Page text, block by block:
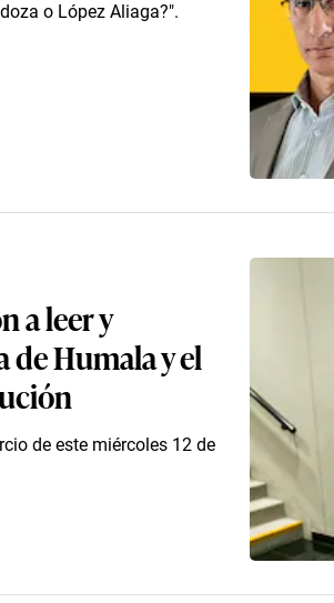
o López Aliaga?″.
a leer y
de Humala y el
de este miércoles 12 de